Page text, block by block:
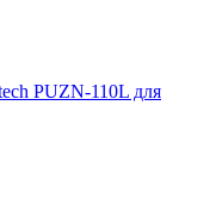
PUZN-110L для